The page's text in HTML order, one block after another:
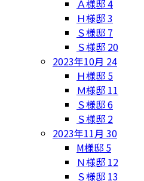
Ａ様邸4
Ｈ様邸3
Ｓ様邸 7
Ｓ様邸 20
2023年10月 24
Ｈ様邸 5
Ｍ様邸 11
Ｓ様邸6
Ｓ様邸 2
2023年11月 30
M様邸 5
Ｎ様邸 12
Ｓ様邸 13